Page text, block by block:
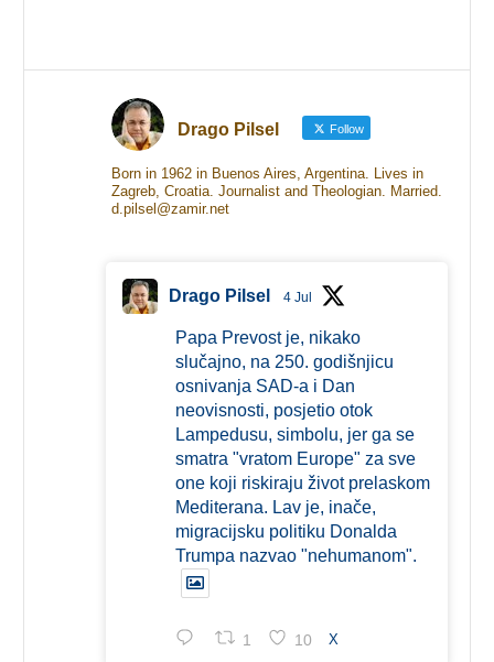
Drago Pilsel Follow
Born in 1962 in Buenos Aires, Argentina. Lives in
Zagreb, Croatia. Journalist and Theologian. Married.
d.pilsel@zamir.net
Drago Pilsel 4 Jul
Papa Prevost je, nikako
slučajno, na 250. godišnjicu
osnivanja SAD-a i Dan
neovisnosti, posjetio otok
Lampedusu, simbolu, jer ga se
smatra "vratom Europe" za sve
one koji riskiraju život prelaskom
Mediterana. Lav je, inače,
migracijsku politiku Donalda
Trumpa nazvao "nehumanom".
1 10 X